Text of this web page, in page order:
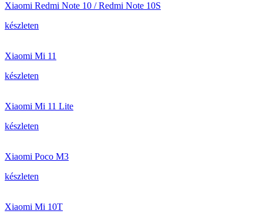
Xiaomi Redmi Note 10 / Redmi Note 10S
készleten
Xiaomi Mi 11
készleten
Xiaomi Mi 11 Lite
készleten
Xiaomi Poco M3
készleten
Xiaomi Mi 10T